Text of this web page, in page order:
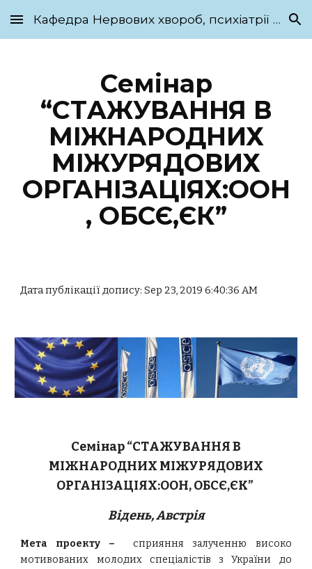
Skip to main content Skip to navigation
Кафедра Нервових хвороб, психіатрії та медичної психології ім. С.М. Савенка
Семінар
“СТAЖУВАННЯ В
МІЖНАРОДНИХ
МІЖУРЯДОВИХ
ОРГАНІЗАЦІЯХ:ООН
, ОБСЄ,ЄК”
Дата публікації допису: Sep 23, 2019 6:40:36 AM
Семінар “СТAЖУВАННЯ В
МІЖНАРОДНИХ МІЖУРЯДОВИХ
ОРГАНІЗАЦІЯХ:ООН, ОБСЄ,ЄК”
Відень, Австрія
Мета проекту – сприяння залученню високо
мотивованих молодих спеціалістів з України до